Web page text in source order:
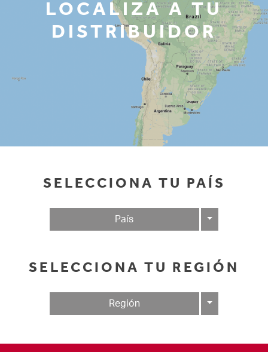
LOCALIZA A TU
DISTRIBUIDOR
SELECCIONA TU PAÍS
País Toggle
SELECCIONA TU REGIÓN
Región Toggle